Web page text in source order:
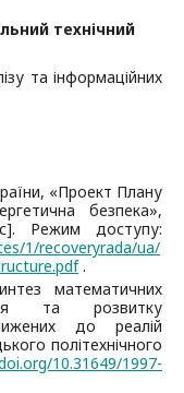
технічний
та інформаційних
«Проект Плану
безпека»,
Режим доступу:
1/recoveryrada/ua/
.
математичних
та розвитку
до реалій
політехнічного
10.31649/1997-